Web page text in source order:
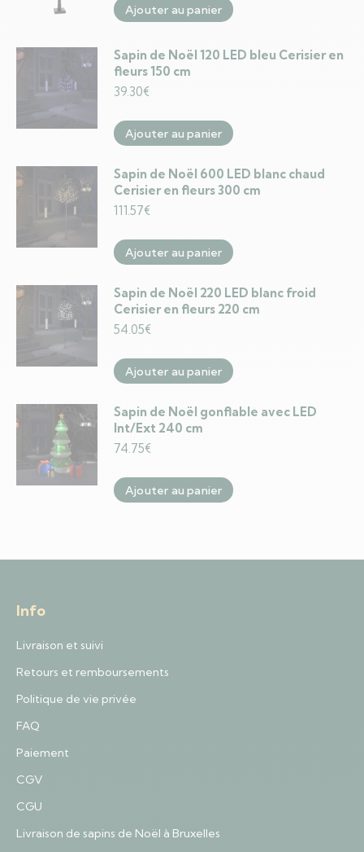
Ajouter au panier
Sapin de Noël 120 LED bleu Cerisier en
fleurs 150 cm
39.30€
Ajouter au panier
Sapin de Noël 600 LED blanc chaud
Cerisier en fleurs 300 cm
111.57€
Ajouter au panier
Sapin de Noël 220 LED blanc froid
Cerisier en fleurs 220 cm
54.05€
Ajouter au panier
Sapin de Noël gonflable avec LED
Int/Ext 240 cm
74.75€
Ajouter au panier
Info
Livraison et suivi
Retours et remboursements
Politique de vie privée
FAQ
Paiement
CGV
CGU
Livraison de sapins de Noël à Bruxelles